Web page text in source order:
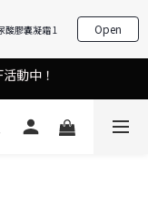
酸膠囊凝霜 1
Open
UP！
UP！
動中！
肌✨
UP！